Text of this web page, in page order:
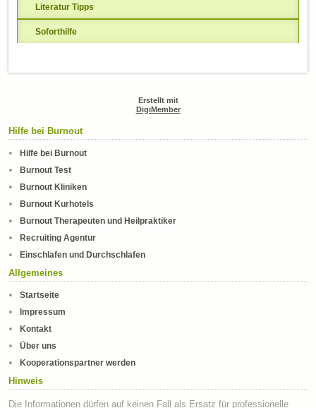
Literatur Tipps
Soforthilfe
Erstellt mit
DigiMember
Hilfe bei Burnout
Hilfe bei Burnout
Burnout Test
Burnout Kliniken
Burnout Kurhotels
Burnout Therapeuten und Heilpraktiker
Recruiting Agentur
Einschlafen und Durchschlafen
Allgemeines
Startseite
Impressum
Kontakt
Über uns
Kooperationspartner werden
Hinweis
Die Informationen dürfen auf keinen Fall als Ersatz für professionelle